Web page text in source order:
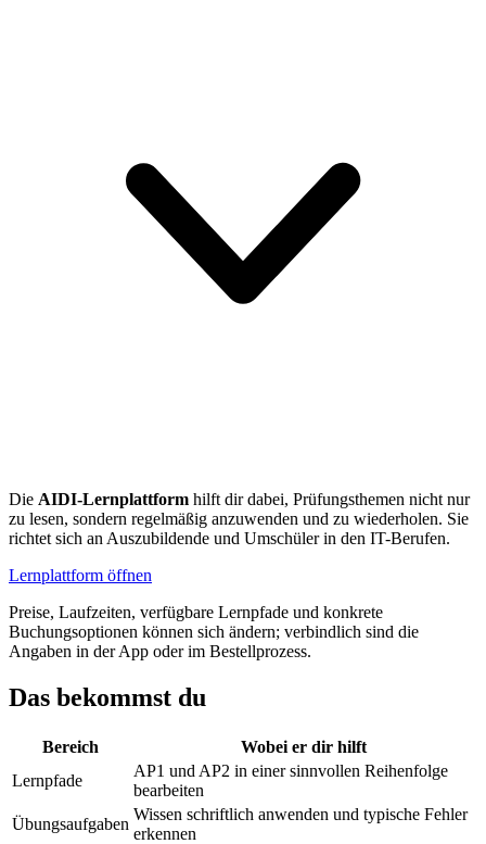
Die AIDI-Lernplattform hilft dir dabei, Prüfungsthemen nicht nur
zu lesen, sondern regelmäßig anzuwenden und zu wiederholen. Sie
richtet sich an Auszubildende und Umschüler in den IT-Berufen.
Lernplattform öffnen
Preise, Laufzeiten, verfügbare Lernpfade und konkrete
Buchungsoptionen können sich ändern; verbindlich sind die
Angaben in der App oder im Bestellprozess.
Das bekommst du
Bereich
Wobei er dir hilft
Lernpfade
AP1 und AP2 in einer sinnvollen Reihenfolge
bearbeiten
Übungsaufgaben
Wissen schriftlich anwenden und typische Fehler
erkennen